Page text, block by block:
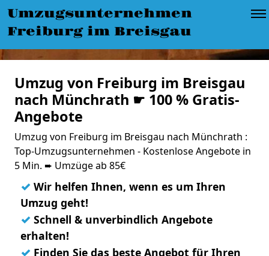
Umzugsunternehmen
Freiburg im Breisgau
Umzug von Freiburg im Breisgau
nach Münchrath ☛ 100 % Gratis-
Angebote
Umzug von Freiburg im Breisgau nach Münchrath :
Top-Umzugsunternehmen - Kostenlose Angebote in
5 Min. ➨ Umzüge ab 85€
✓ Wir helfen Ihnen, wenn es um Ihren
Umzug geht!
✓ Schnell & unverbindlich Angebote
erhalten!
✓ Finden Sie das beste Angebot für Ihren